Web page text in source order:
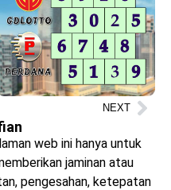
NEXT
web ini hanya untuk
jaminan atau
pengesahan, ketepatan